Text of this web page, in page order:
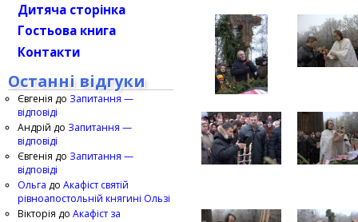
Дитяча сторінка
Гостьова книга
Контакти
Останні відгуки
Євгенія до Запитання —
відповіді
Андрій до Запитання —
відповіді
Євгенія до Запитання —
відповіді
Ольга до Акафіст святій
рівноапостольній княгині Ользі
Вікторія до Акафіст за